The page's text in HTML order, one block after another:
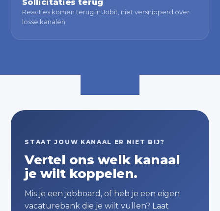
Sollicitaties terug
Reacties komen terug in Jobit, niet versnipperd over
losse kanalen.
STAAT JOUW KANAAL ER NIET BIJ?
Vertel ons welk kanaal
je wilt koppelen.
Mis je een jobboard, of heb je een eigen
vacaturebank die je wilt vullen? Laat